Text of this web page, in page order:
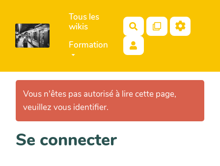
Aller au contenu principal
Tous les
wikis
Formation
Rechercher
Vous n'êtes pas autorisé à lire cette page,
veuillez vous identifier.
Se connecter